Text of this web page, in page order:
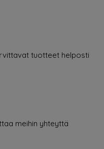
tuotteet helposti
meihin yhteyttä